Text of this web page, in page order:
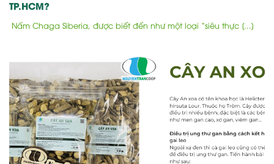
TP.HCM?
Nấm Chaga Siberia, được biết đến như một loại “siêu thực [...]